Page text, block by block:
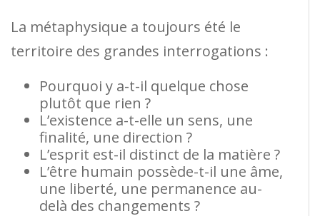
La métaphysique a toujours été le
territoire des grandes interrogations :
Pourquoi y a-t-il quelque chose
plutôt que rien ?
L’existence a-t-elle un sens, une
finalité, une direction ?
L’esprit est-il distinct de la matière ?
L’être humain possède-t-il une âme,
une liberté, une permanence au-
delà des changements ?